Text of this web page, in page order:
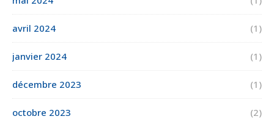
avril 2024 (1)
janvier 2024 (1)
décembre 2023 (1)
octobre 2023 (2)